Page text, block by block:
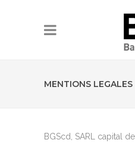
MENTIONS LEGALES
BGScd, SARL capital